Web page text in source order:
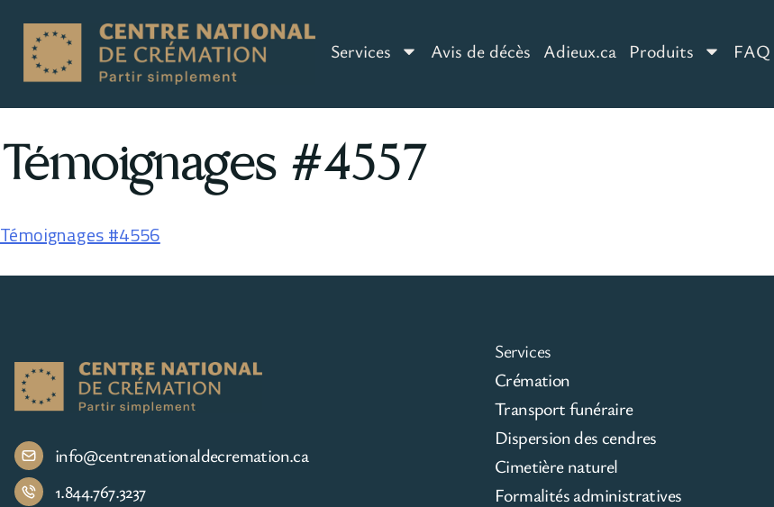
Services Avis de décès Adieux.ca Produits FAQ
Témoignages #4557
Témoignages #4556
info@centrenationaldecremation.ca
1.844.767.3237
Services
Crémation
Transport funéraire
Dispersion des cendres
Cimetière naturel
Formalités administratives